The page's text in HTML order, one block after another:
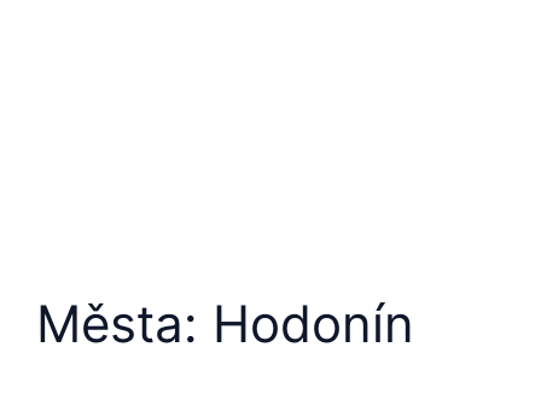
Města: Hodonín